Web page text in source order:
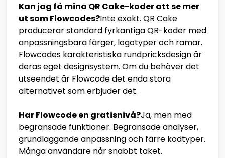
Kan jag få mina QR Cake-koder att se mer
ut som Flowcodes?Inte exakt. QR Cake
producerar standard fyrkantiga QR-koder med
anpassningsbara färger, logotyper och ramar.
Flowcodes karakteristiska rundpricksdesign är
deras eget designsystem. Om du behöver det
utseendet är Flowcode det enda stora
alternativet som erbjuder det.
Har Flowcode en gratisnivå?Ja, men med
begränsade funktioner. Begränsade analyser,
grundläggande anpassning och färre kodtyper.
Många användare når snabbt taket.